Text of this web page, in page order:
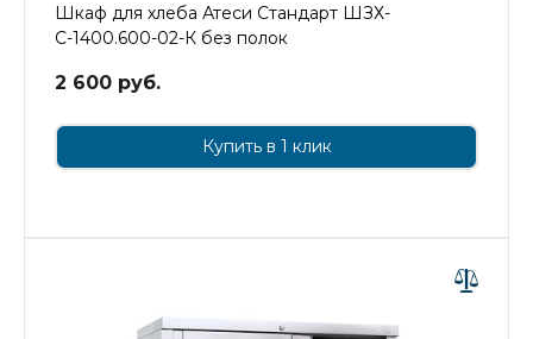
Шкаф для хлеба Атеси Стандарт ШЗХ-
С-1400.600-02-К без полок
2 600 руб.
Купить в 1 клик